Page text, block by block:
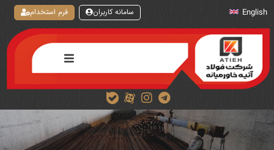
English سامانه کاربران فرم استخدام